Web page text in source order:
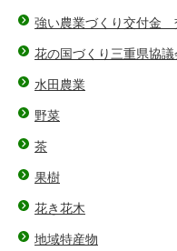
強い農業づくり交付金
花の国づくり三重県協議
水田農業
野菜
茶
果樹
花き花木
地域特産物